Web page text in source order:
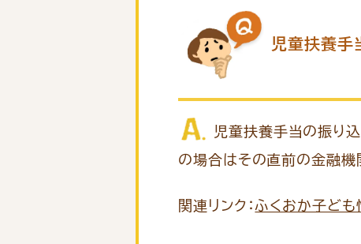
児童扶養手
児童扶養手当の振り込
の場合はその直前の金融機
関連リンク： ふくおか子ど